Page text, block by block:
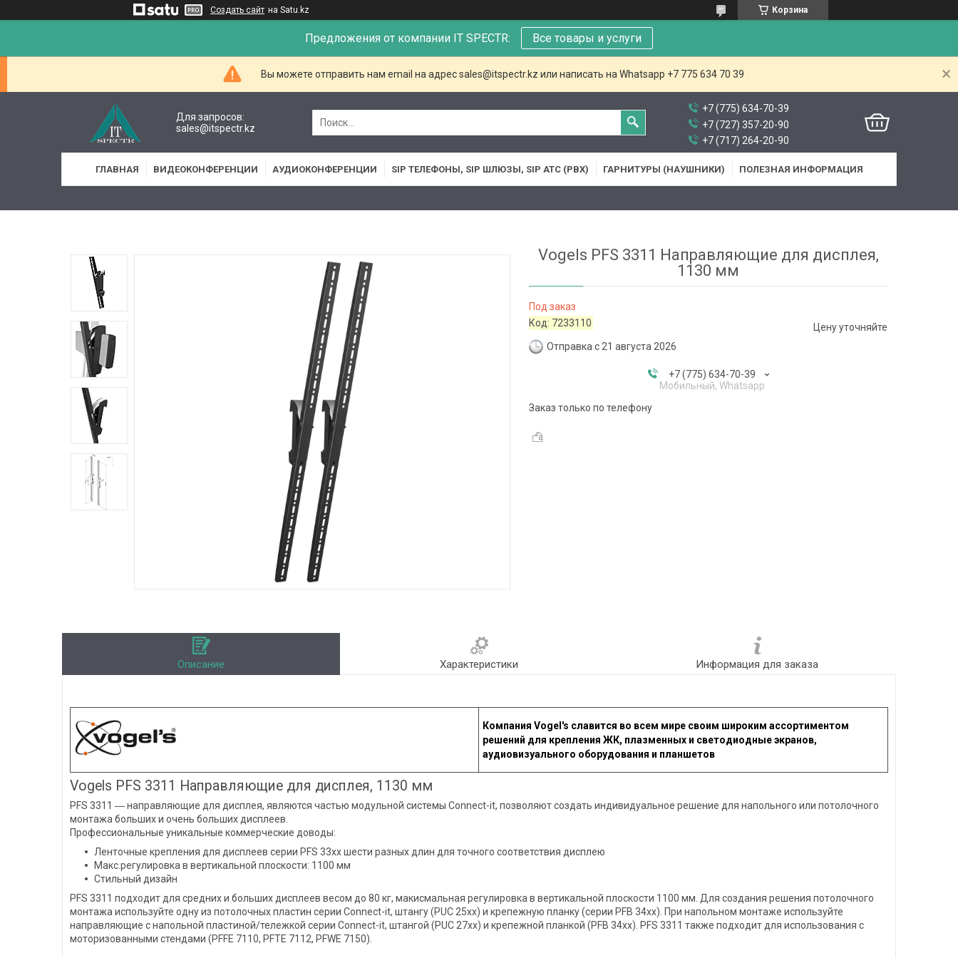
Создать сайт на Satu.kz Корзина
Предложения от компании IT SPECTR: Все товары и услуги
Вы можете отправить нам email на адрес sales@itspectr.kz или написать на Whatsapp +7 775 634 70 39
Для запросов:
sales@itspectr.kz
+7 (775) 634-70-39
+7 (727) 357-20-90
+7 (717) 264-20-90
ГЛАВНАЯ ВИДЕОКОНФЕРЕНЦИИ АУДИОКОНФЕРЕНЦИИ SIP ТЕЛЕФОНЫ, SIP ШЛЮЗЫ, SIP АТС (PBX) ГАРНИТУРЫ (НАУШНИКИ) ПОЛЕЗНАЯ ИНФОРМАЦИЯ
Vogels PFS 3311 Направляющие для дисплея,
1130 мм
Под заказ
Код: 7233110
Отправка с 21 августа 2026
Цену уточняйте
+7 (775) 634-70-39
Мобильный, Whatsapp
Заказ только по телефону
Описание Характеристики Информация для заказа
Компания Vogel's славится во всем мире своим широким ассортиментом
решений для крепления ЖК, плазменных и светодиодные экранов,
аудиовизуального оборудования и планшетов
Vogels PFS 3311 Направляющие для дисплея, 1130 мм
PFS 3311 ― направляющие для дисплея, являются частью модульной системы Connect-it, позволяют создать индивидуальное решение для напольного или потолочного
монтажа больших и очень больших дисплеев.
Профессиональные уникальные коммерческие доводы:
Ленточные крепления для дисплеев серии PFS 33xx шести разных длин для точного соответствия дисплею
Макс.регулировка в вертикальной плоскости: 1100 мм
Стильный дизайн
PFS 3311 подходит для средних и больших дисплеев весом до 80 кг, макисмальная регулировка в вертикальной плоскости 1100 мм. Для создания решения потолочного
монтажа используйте одну из потолочных пластин серии Connect-it, штангу (PUC 25xx) и крепежную планку (серии PFB 34xx). При напольном монтаже используйте
направляющие с напольной пластиной/тележкой серии Connect-it, штангой (PUC 27xx) и крепежной планкой (PFB 34xx). PFS 3311 также подходит для использования с
моторизованными стендами (PFFE 7110, PFTE 7112, PFWE 7150).